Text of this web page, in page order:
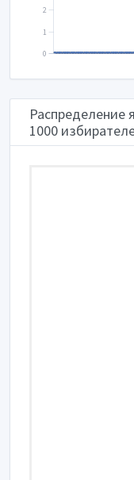
0
1
2
Распределение
1000